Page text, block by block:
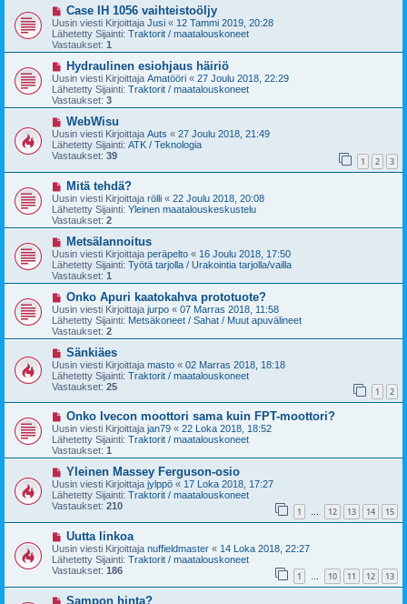
e
s
t
U
u
s
i
v
e
s
t
i
Case IH 1056 vaihteistoöljy
Uusin viesti Kirjoittaja Jusi « 12 Tammi 2019, 20:28
Lähetetty Sijainti: Traktorit / maatalouskoneet
Vastaukset: 1
U
u
s
i
v
s
t
i
Hydraulinen esiohjaus häiriö
Uusin viesti Kirjoittaja Amatööri « 27 Joulu 2018, 22:29
Lähetetty Sijainti: Traktorit / maatalouskoneet
Vastaukset: 3
U
u
s
i
v
i
e
s
t
i
WebWisu
Uusin viesti Kirjoittaja Auts « 27 Joulu 2018, 21:49
Lähetetty Sijainti: ATK / Teknologia
Vastaukset: 39 1 2 3
U
u
s
i
v
e
s
t
i
Mitä tehdä?
Uusin viesti Kirjoittaja rölli « 22 Joulu 2018, 20:08
Lähetetty Sijainti: Yleinen maatalouskeskustelu
Vastaukset: 2
U
u
s
i
v
s
t
i
Metsälannoitus
Uusin viesti Kirjoittaja peräpelto « 16 Joulu 2018, 17:50
Lähetetty Sijainti: Työtä tarjolla / Urakointia tarjolla/vailla
Vastaukset: 1
U
u
s
i
v
e
s
t
i
Onko Apuri kaatokahva prototuote?
Uusin viesti Kirjoittaja jurpo « 07 Marras 2018, 11:58
Lähetetty Sijainti: Metsäkoneet / Sahat / Muut apuvälineet
Vastaukset: 2
U
u
s
i
v
i
e
s
t
i
Sänkiäes
Uusin viesti Kirjoittaja masto « 02 Marras 2018, 18:18
Lähetetty Sijainti: Traktorit / maatalouskoneet
Vastaukset: 25 1 2
U
u
s
i
v
s
t
i
Onko Ivecon moottori sama kuin FPT-moottori?
Uusin viesti Kirjoittaja jan79 « 22 Loka 2018, 18:52
Lähetetty Sijainti: Traktorit / maatalouskoneet
Vastaukset: 1
U
u
s
i
i
s
t
i
Yleinen Massey Ferguson-osio
Uusin viesti Kirjoittaja jylppö « 17 Loka 2018, 17:27
Lähetetty Sijainti: Traktorit / maatalouskoneet
Vastaukset: 210 1 … 12 13 14 15
U
u
s
i
v
i
e
Uutta linkoa
Uusin viesti Kirjoittaja nuffieldmaster « 14 Loka 2018, 22:27
Lähetetty Sijainti: Traktorit / maatalouskoneet
Vastaukset: 186 1 … 10 11 12 13
USampon hinta?